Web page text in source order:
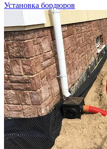
Установка бордюров